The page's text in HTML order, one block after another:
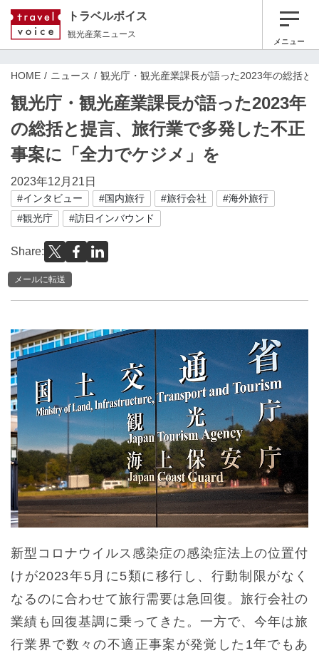
トラベルボイス
観光産業ニュース
メニュー
HOME ニュース 観光庁・観光産業課長が語った2023年の総括
観光庁・観光産業課長が語った2023年
の総括と提言、旅行業で多発した不正
事案に「全力でケジメ」を
2023年12月21日
#インタビュー #国内旅行 #旅行会社
#海外旅行
#観光庁
#訪日インバウンド
Share:
メールに転送
新型コロナウイルス感染症の感染症法上の位置付
けが2023年5月に5類に移行し、行動制限がなく
なるのに合わせて旅行需要は急回復。旅行会社の
業績も回復基調に乗ってきた。一方で、今年は旅
行業界で数々の不適正事案が発覚した1年でもあ